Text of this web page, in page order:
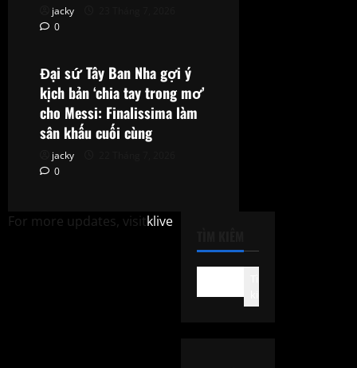
jacky
0Phân Tích Chuyên Gia
Đại sứ Tây Ban Nha gợi ý
kịch bản ‘chia tay trong mơ’
cho Messi: Finalissima làm
sân khấu cuối cùng
jacky
0
For more updates, visitklive